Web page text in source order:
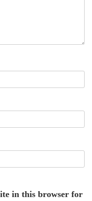
in this browser for